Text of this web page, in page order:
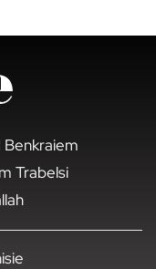
Trabelsi